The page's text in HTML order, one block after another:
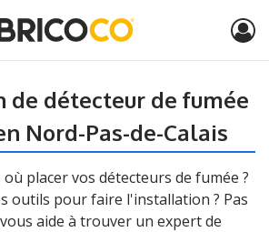
détecteur de fumée
Nord-Pas-de-Calais
placer vos détecteurs de fumée ?
outils pour faire l'installation ? Pas
aide à trouver un expert de